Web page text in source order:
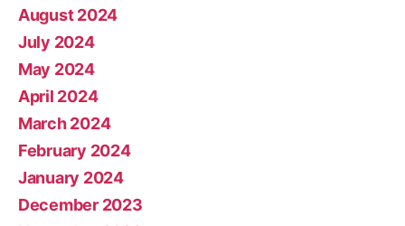
August 2024
July 2024
May 2024
April 2024
March 2024
February 2024
January 2024
December 2023